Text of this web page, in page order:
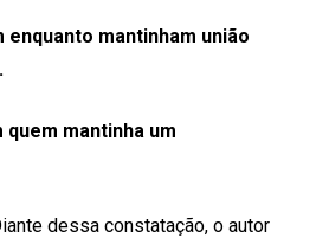
mantinham união
mantinha um
dessa constatação, o autor